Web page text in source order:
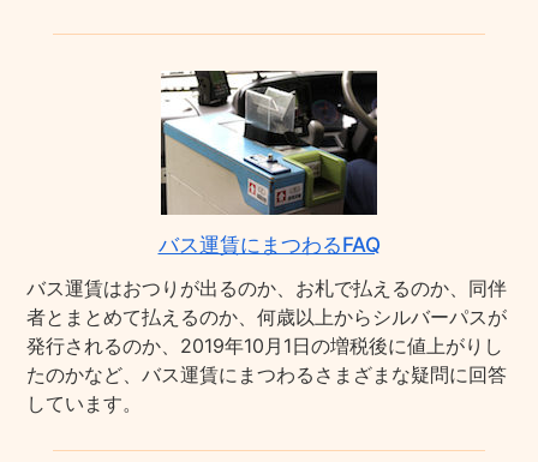
バス運賃にまつわるFAQ
バス運賃はおつりが出るのか、お札で払えるのか、同伴
者とまとめて払えるのか、何歳以上からシルバーパスが
発行されるのか、2019年10月1日の増税後に値上がりし
たのかなど、バス運賃にまつわるさまざまな疑問に回答
しています。